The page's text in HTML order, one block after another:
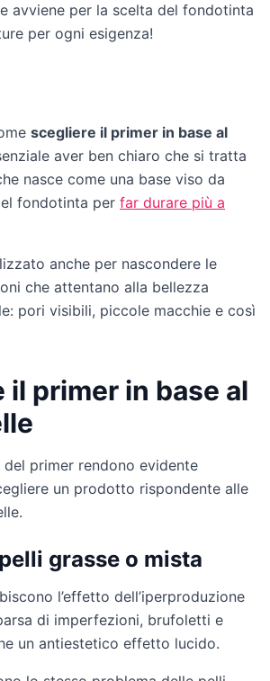
avviene per la scelta del fondotinta
per ogni esigenza!
scegliere il primer in base al
aver ben chiaro che si tratta
nasce come una base viso da
fondotinta per far durare più a
anche per nascondere le
che attentano alla bellezza
pori visibili, piccole macchie e così
il primer in base al
primer rendono evidente
un prodotto rispondente alle
grasse o mista
l’effetto dell’iperproduzione
di imperfezioni, brufoletti e
un antiestetico effetto lucido.